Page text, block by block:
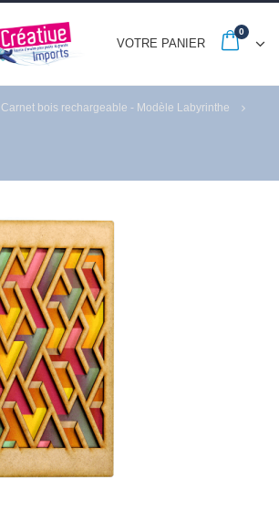
VOTRE PANIER
0
bois rechargeable - Modèle Labyrinthe